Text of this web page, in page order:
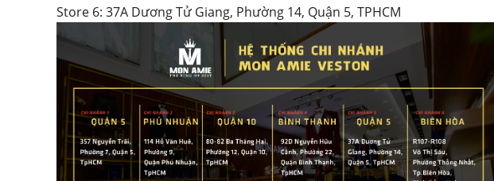
Store 6: 37A Dương Tử Giang, Phường 14, Quận 5, TPHCM